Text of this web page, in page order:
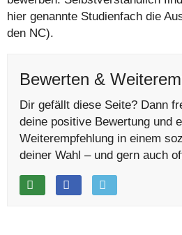
hier genannte Studienfach die
den NC).
Bewerten &
Dir gefällt diese Seite? Dann
deine positive Bewertung und
Weiterempfehlung in einem
deiner Wahl – und gern auch